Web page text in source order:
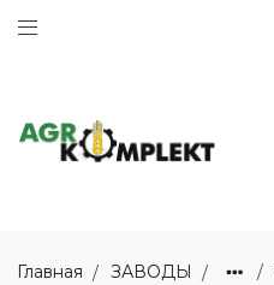
Главная ЗАВОДЫ